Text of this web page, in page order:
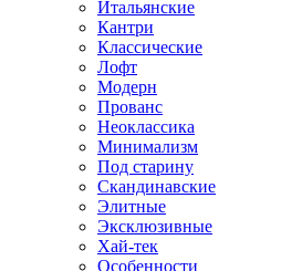
Итальянские
Кантри
Классические
Лофт
Модерн
Прованс
Неоклассика
Минимализм
Под старину
Скандинавские
Элитные
Эксклюзивные
Хай-тек
Особенности